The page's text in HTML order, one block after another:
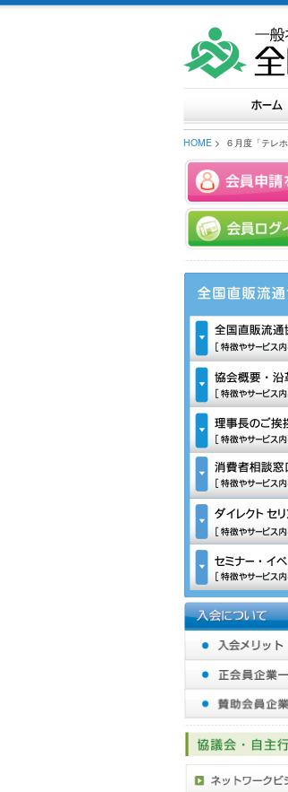
HOME> ６月度「テレホ